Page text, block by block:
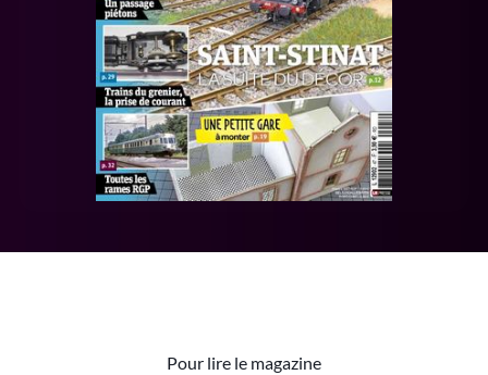
Pour lire le magazine